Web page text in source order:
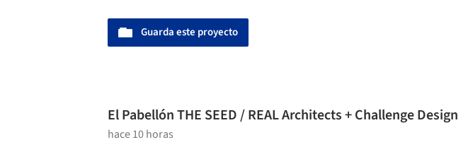
Guarda este proyecto
El Pabellón THE SEED / REAL Architects + Challenge Design
hace 10 horas